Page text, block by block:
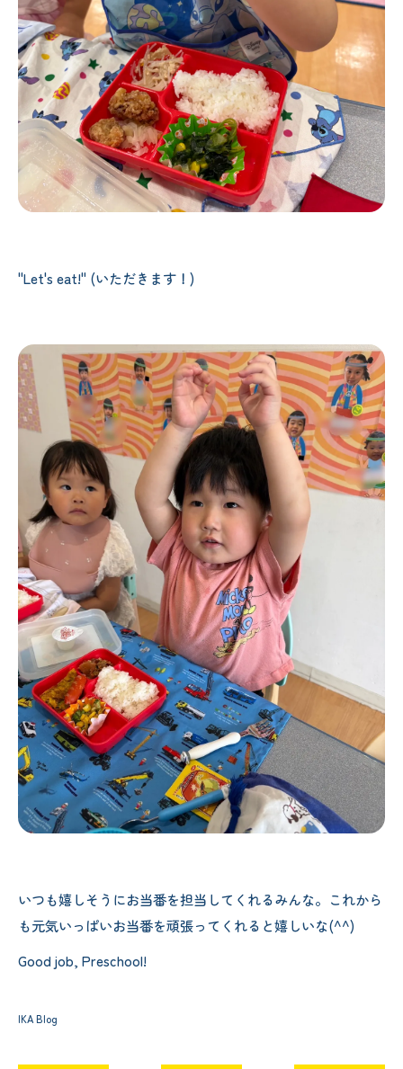
"Let's eat!" (いただきます！)
いつも嬉しそうにお当番を担当してくれるみんな。これから
も元気いっぱいお当番を頑張ってくれると嬉しいな(^^)
Good job, Preschool!
IKA Blog